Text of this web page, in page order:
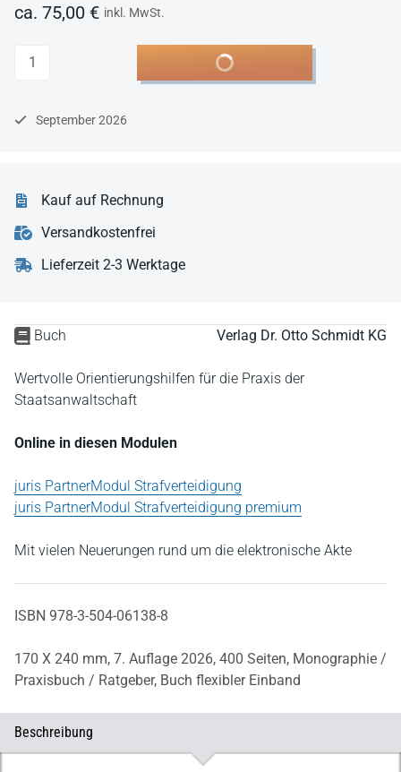
Buch Verlag Dr. Otto Schmidt KG
Wertvolle Orientierungshilfen für die Praxis der
Staatsanwaltschaft
Online in diesen Modulen
juris PartnerModul Strafverteidigung
juris PartnerModul Strafverteidigung premium
Mit vielen Neuerungen rund um die elektronische Akte
ISBN 978-3-504-06138-8
170 X 240 mm, 7. Auflage 2026, 400 Seiten, Monographie /
Praxisbuch / Ratgeber, Buch flexibler Einband
ca. 75,00 € inkl. MwSt.
Anzahl In den Warenkorb
September 2026
Kauf auf Rechnung
Versandkostenfrei
Lieferzeit 2-3 Werktage
Beschreibung